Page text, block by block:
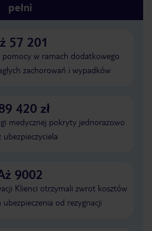
pełni
57 201
pomocy w ramach dodatkowego
zachorowań i wypadków
420 zł
medycznej pokryty jednorazowo
ubezpieczyciela
9002
Klienci otrzymali zwrot kosztów
od rezygnacji